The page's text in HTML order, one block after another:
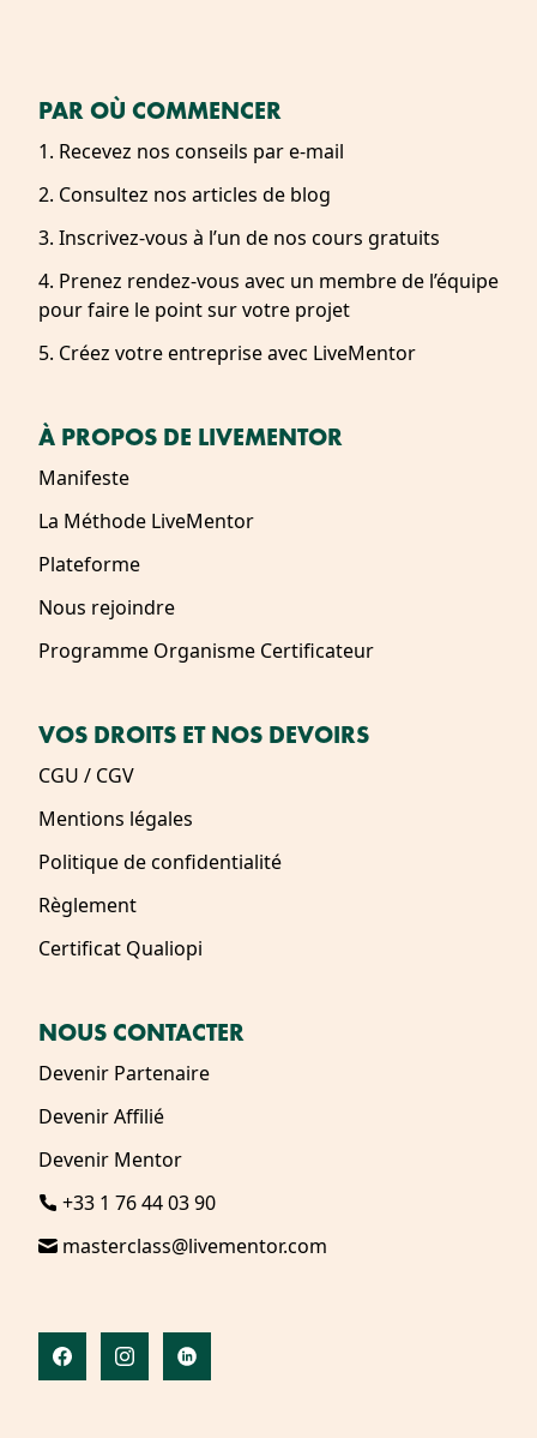
PAR OÙ COMMENCER
1. Recevez nos conseils par e-mail
2. Consultez nos articles de blog
3. Inscrivez-vous à l’un de nos cours gratuits
4. Prenez rendez-vous avec un membre de l’équipe
pour faire le point sur votre projet
5. Créez votre entreprise avec LiveMentor
À PROPOS DE LIVEMENTOR
Manifeste
La Méthode LiveMentor
Plateforme
Nous rejoindre
Programme Organisme Certificateur
VOS DROITS ET NOS DEVOIRS
CGU / CGV
Mentions légales
Politique de confidentialité
Règlement
Certificat Qualiopi
NOUS CONTACTER
Devenir Partenaire
Devenir Affilié
Devenir Mentor
+33 1 76 44 03 90
masterclass@livementor.com